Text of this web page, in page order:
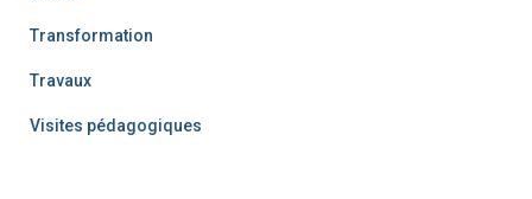
Transformation
Travaux
Visites pédagogiques